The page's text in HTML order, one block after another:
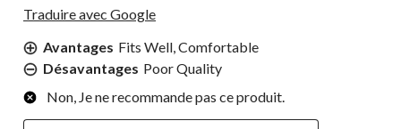
Traduire avec Google
Avantages Fits Well, Comfortable
Désavantages Poor Quality
Non, Je ne recommande pas ce produit.